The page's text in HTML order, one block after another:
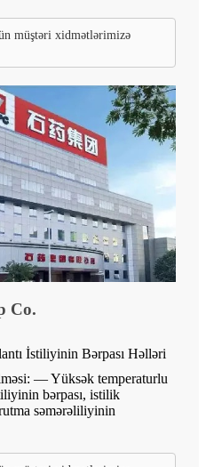
müştəri xidmətlərimizə
Co.
İstiliyinin Bərpası Həlləri
— Yüksək temperaturlu
bərpası, istilik
səmərəliliyinin